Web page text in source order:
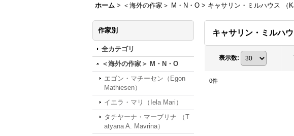
ホーム > ＜海外の作家＞ M・N・O > キャサリン・ミルハウス （
作家別
全カテゴリ
＜海外の作家＞ M・N・O
エゴン・マチーセン（Egon
Mathiesen）
イエラ・マリ（Iela Mari）
タチヤーナ・マーブリナ （T
atyana A. Mavrina）
キャサリン・ミルハ
表示数:
0件